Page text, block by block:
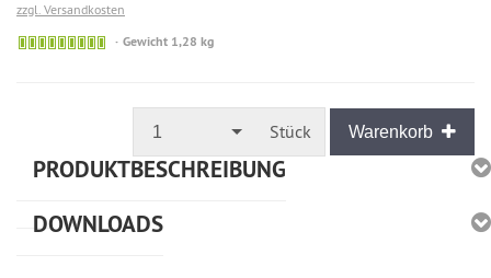
zzgl. Versandkosten
🟢 Gewicht 1,28 kg
1 Stück Warenkorb
PRODUKTBESCHREIBUNG
DOWNLOADS